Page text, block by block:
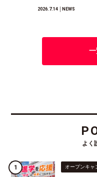
2026.7.14│NEWS
よく
オープンキャ